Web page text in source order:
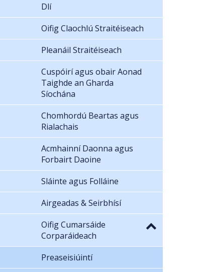
Dlí
Oifig Claochlú Straitéiseach
Pleanáil Straitéiseach
Cuspóirí agus obair Aonad
Taighde an Gharda
Síochána
Chomhordú Beartas agus
Rialachais
Acmhainní Daonna agus
Forbairt Daoine
Sláinte agus Folláine
Airgeadas & Seirbhísí
Oifig Cumarsáide
Corparáideach
Preaseisiúintí